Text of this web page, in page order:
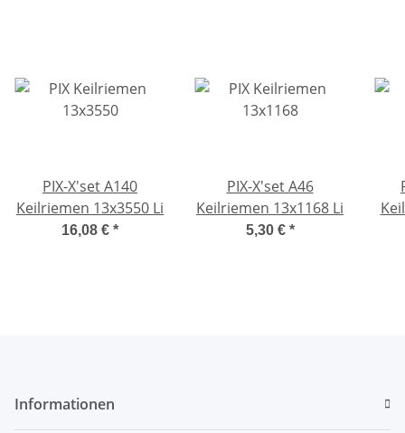
PIX-X'set A140
Keilriemen 13x3550 Li
16,08 € *
PIX-X'set A46
Keilriemen 13x1168 Li
5,30 € *
Informationen